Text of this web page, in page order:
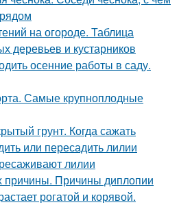
на огороде. Таблица
деревьев и кустарников
осенние работы в саду.
Самые крупноплодные
грунт. Когда сажать
или пересадить лилии
лилии
причины. Причины диплопии
рогатой и корявой.